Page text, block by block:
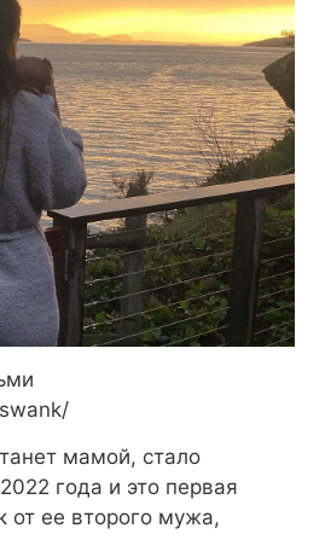
мамой, стало
года и это первая
от ее второго мужа,